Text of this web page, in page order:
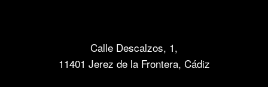
Calle Descalzos, 1,
11401 Jerez de la Frontera, Cádiz